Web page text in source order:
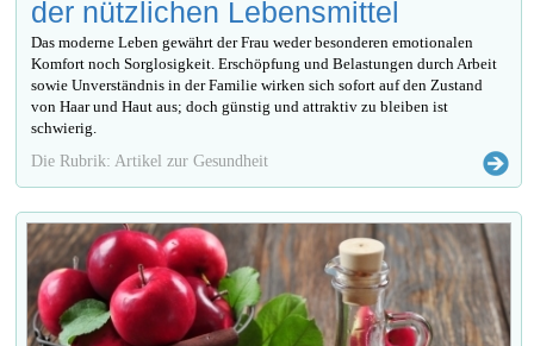
der nützlichen Lebensmittel
Das moderne Leben gewährt der Frau weder besonderen emotionalen
Komfort noch Sorglosigkeit. Erschöpfung und Belastungen durch Arbeit
sowie Unverständnis in der Familie wirken sich sofort auf den Zustand
von Haar und Haut aus; doch günstig und attraktiv zu bleiben ist
schwierig.
Die Rubrik: Artikel zur Gesundheit